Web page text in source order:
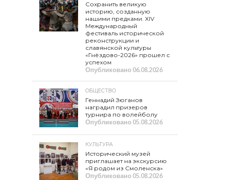
Сохранить великую
историю, созданную
нашими предками. XIV
Международный
фестиваль исторической
реконструкции и
славянской культуры
«Гнёздово-2026» прошел с
успехом
Опубликовано06.08.2026
ОБЩЕСТВО
Геннадий Зюганов
наградил призеров
турнира по волейболу
Опубликовано05.08.2026
КУЛЬТУРА
Исторический музей
приглашает на экскурсию
«Я родом из Смоленска»
Опубликовано05.08.2026